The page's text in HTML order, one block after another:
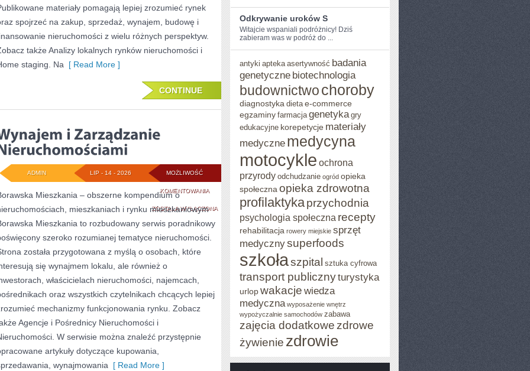
materiały pomagają lepiej zrozumieć rynek
spojrzeć na zakup, sprzedaż, wynajem, budowę i
nieruchomości z wielu różnych perspektyw.
także Analizy lokalnych rynków nieruchomości i
staging. Na [ Read More ]
CONTINUE
MOŻLIWOŚĆ
KOMENTOWANIAWYNAJEM
I
ZARZĄDZANIE
NIERUCHOMOŚCIAMI
ZOSTAŁA WYŁĄCZONA
LIP - 14 - 2026
ADMIN
Mieszkania – obszerne kompendium o
mieszkaniach i rynku mieszkaniowym
Mieszkania to rozbudowany serwis poradnikowy
szeroko rozumianej tematyce nieruchomości.
została przygotowana z myślą o osobach, które
się wynajmem lokalu, ale również o
właścicielach nieruchomości, najemcach,
oraz wszystkich czytelnikach chcących lepiej
mechanizmy funkcjonowania rynku. Zobacz
Agencje i Pośrednicy Nieruchomości i
W serwisie można znaleźć przystępnie
artykuły dotyczące kupowania,
wynajmowania [ Read More ]
Odkrywanie uroków S
Witajcie ⁢wspaniali podróżnicy! Dziś⁢
zabieram was w‌ podróż ⁣do ...
antyki apteka asertywność badania
genetyczne biotechnologia
budownictwochoroby
diagnostyka dieta e-commerce
egzaminy farmacja genetyka gry
edukacyjne korepetycje materiały
medyczne medycyna
motocykle ochrona
przyrody odchudzanie ogród opieka
społeczna opieka zdrowotna
profilaktykaprzychodnia
psychologia społeczna recepty
rehabilitacja rowery miejskie sprzęt
medycznysuperfoods
szkołaszpital sztuka cyfrowa
transport publicznyturystyka
urlopwakacje wiedza
medyczna wyposażenie wnętrz
wypożyczalnie samochodów zabawa
zajęcia dodatkowe zdrowe
żywienie zdrowie